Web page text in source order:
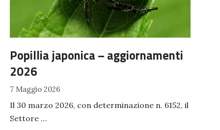
Popillia japonica – aggiornamenti
2026
7 Maggio 2026
Il 30 marzo 2026, con determinazione n. 6152, il
Settore …